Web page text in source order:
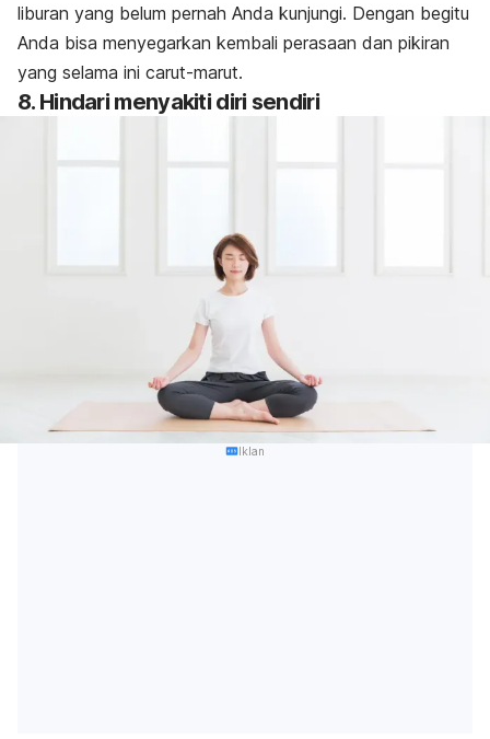
liburan yang belum pernah Anda kunjungi. Dengan begitu
Anda bisa menyegarkan kembali perasaan dan pikiran
yang selama ini carut-marut.
8. Hindari menyakiti diri sendiri
Iklan